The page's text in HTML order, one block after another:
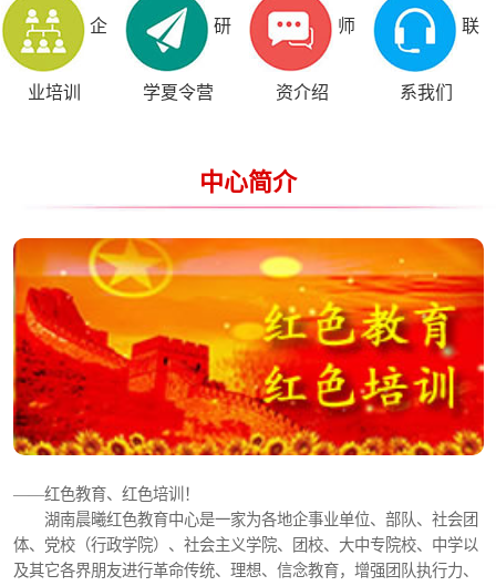
企
业培训
研
学夏令营
师
资介绍
联
系我们
中心简介
——红色教育、红色培训！
湖南晨曦红色教育中心是一家为各地企事业单位、部队、社会团
体、党校（行政学院）、社会主义学院、团校、大中专院校、中学以
及其它各界朋友进行革命传统、理想、信念教育，增强团队执行力、